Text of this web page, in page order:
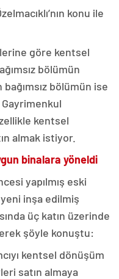
konu ile
göre kentsel
bölümün
bölümün ise
kentsel
almak istiyor.
binalara yöneldi
yapılmış eski
inşa edilmiş
üç katın üzerinde
şöyle konuştu:
kentsel dönüşüm
satın almaya